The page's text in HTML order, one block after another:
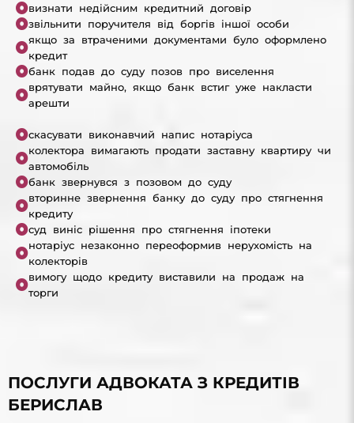
визнати недійсним кредитний договір
звільнити поручителя від боргів іншої особи
якщо за втраченими документами було оформлено
кредит
банк подав до суду позов про виселення
врятувати майно, якщо банк встиг уже накласти
арешти
скасувати виконавчий напис нотаріуса
колектора вимагають продати заставну квартиру чи
автомобіль
банк звернувся з позовом до суду
вторинне звернення банку до суду про стягнення
кредиту
суд виніс рішення про стягнення іпотеки
нотаріус незаконно переоформив нерухомість на
колекторів
вимогу щодо кредиту виставили на продаж на
торги
ПОСЛУГИ АДВОКАТА З КРЕДИТІВ
БЕРИСЛАВ